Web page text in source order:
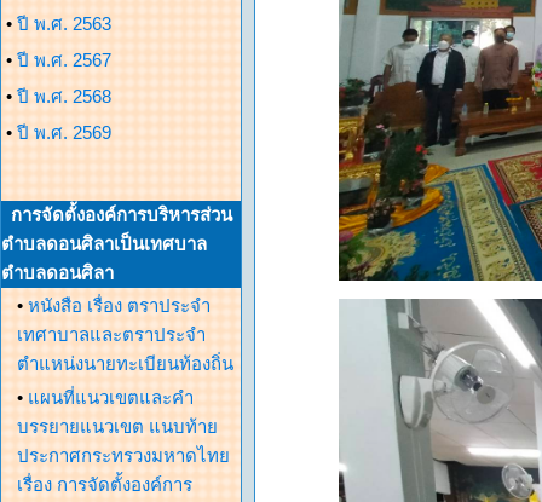
• ปี พ.ศ. 2563
• ปี พ.ศ. 2567
• ปี พ.ศ. 2568
• ปี พ.ศ. 2569
การจัดตั้งองค์การบริหารส่วน
ตำบลดอนศิลาเป็นเทศบาล
ตำบลดอนศิลา
• หนังสือ เรื่อง ตราประจำ
เทศาบาลและตราประจำ
ตำแหน่งนายทะเบียนท้องถิ่น
• แผนที่แนวเขตและคำ
บรรยายแนวเขต แนบท้าย
ประกาศกระทรวงมหาดไทย
เรื่อง การจัดตั้งองค์การ